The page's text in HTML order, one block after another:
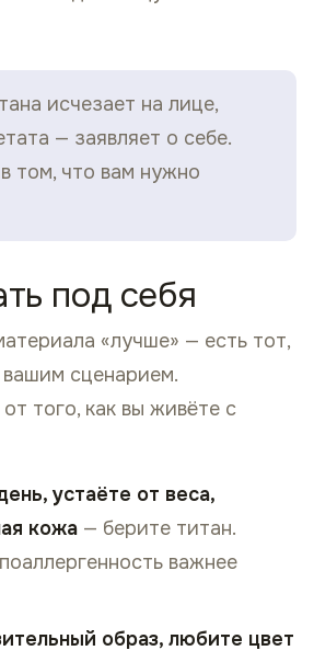
исчезает на лице,
— заявляет о себе.
том, что вам нужно
под себя
«лучше» — есть тот,
сценарием.
того, как вы живёте с
устаёте от веса,
кожа — берите титан.
важнее
образ, любите цвет